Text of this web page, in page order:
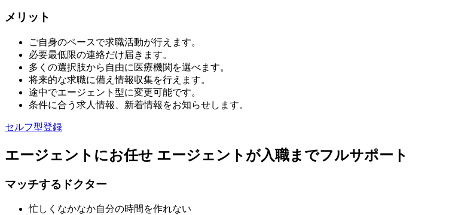
メリット
ご自身のペースで求職活動が行えます。
必要最低限の連絡だけ届きます。
多くの選択肢から自由に医療機関を選べます。
将来的な求職に備え情報収集を行えます。
途中でエージェント型に変更可能です。
条件に合う求人情報、新着情報をお知らせします。
セルフ型登録
エージェントにお任せ エージェントが入職までフルサポート
マッチするドクター
忙しくなかなか自分の時間を作れない